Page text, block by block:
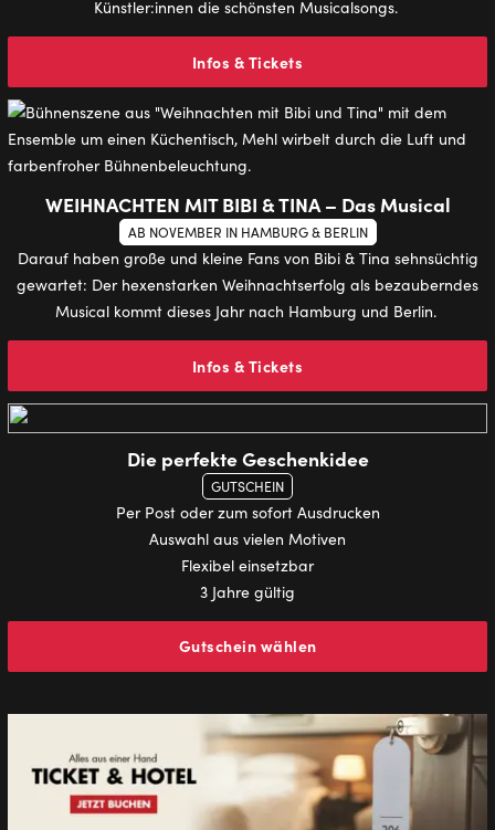
Künstler:innen die schönsten Musicalsongs.
Infos & Tickets
WEIHNACHTEN MIT BIBI & TINA – Das Musical
AB NOVEMBER IN HAMBURG & BERLIN
Darauf haben große und kleine Fans von Bibi & Tina sehnsüchtig
gewartet: Der hexenstarken Weihnachtserfolg als bezauberndes
Musical kommt dieses Jahr nach Hamburg und Berlin.
Infos & Tickets
Die perfekte Geschenkidee
GUTSCHEIN
Per Post oder zum sofort Ausdrucken
Auswahl aus vielen Motiven
Flexibel einsetzbar
3 Jahre gültig
Gutschein wählen